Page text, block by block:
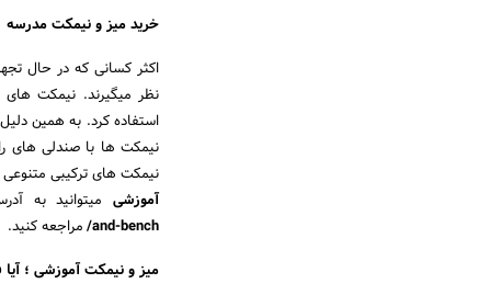
خرید میز و نیمکت مدرسه
اکثر کسانی که در حال
نظر میگیرند. نیمکت
استفاده کرد. به همین
نیمکت ها با صندلی های
نیمکت های ترکیبی متنوعی
آموزشی میتوانید به
and-bench/ مراجعه کنید.
میز و نیمکت آموزشی ؛